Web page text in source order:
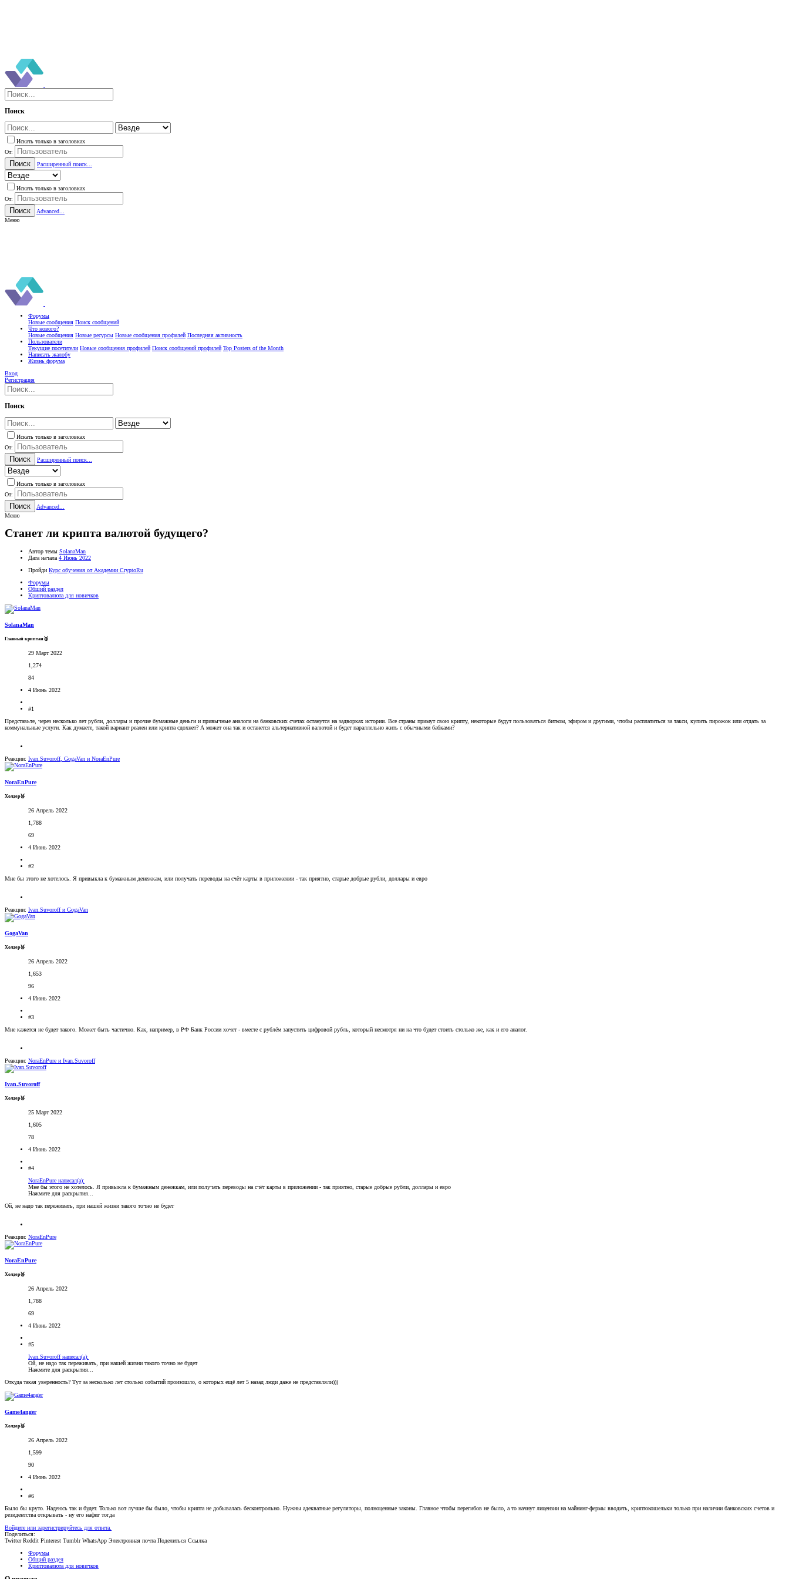
Поиск
Искать только в заголовках
От:
Поиск Расширенный поиск...
Искать только в заголовках
От:
Поиск
Advanced...
Меню
Форумы
Новые сообщения Поиск сообщений
Что нового?
Новые сообщения Новые ресурсы Новые сообщения профилей Последняя активность
Пользователи
Текущие посетители Новые сообщения профилей Поиск сообщений профилей Top Posters of the Month
Написать жалобу
Жизнь форума
Вход
Регистрация
Поиск
Искать только в заголовках
От:
Поиск Расширенный поиск...
Искать только в заголовках
От:
Поиск
Advanced...
Меню
Станет ли крипта валютой будущего?
Автор темы SolanaMan
Дата начала 4 Июнь 2022
Пройди Курс обучения от Академии CryptoRu
Форумы
Общий раздел
Криптовалюта для новичков
SolanaMan
Главный криптан🥈
29 Март 2022
1,274
84
4 Июнь 2022
#1
Представьте, через несколько лет рубли, доллары и прочие бумажные деньги и привычные аналоги на банковских счетах останутся на задворках истории. Все страны примут свою крипту, некоторые будут пользоваться битком, эфиром и другими, чтобы расплатиться за такси, купить пирожок или отдать за
коммунальные услуги. Как думаете, такой вариант реален или крипта сдохнет? А может она так и останется альтернативной валютой и будет параллельно жить с обычными бабками?
Реакции: Ivan.Suvoroff, GogaVan и NoraEnPure
NoraEnPure
Холдер🥉
26 Апрель 2022
1,788
69
4 Июнь 2022
#2
Мне бы этого не хотелось. Я привыкла к бумажным денежкам, или получать переводы на счёт карты в приложении - так приятно, старые добрые рубли, доллары и евро
Реакции: Ivan.Suvoroffи GogaVan
GogaVan
Холдер🥉
26 Апрель 2022
1,653
96
4 Июнь 2022
#3
Мне кажется не будет такого. Может быть частично. Как, например, в РФ Банк России хочет - вместе с рублём запустить цифровой рубль, который несмотря ни на что будет стоить столько же, как и его аналог.
Реакции: NoraEnPure и Ivan.Suvoroff
Ivan.Suvoroff
Холдер🥉
25 Март 2022
1,605
78
4 Июнь 2022
#4
NoraEnPure написал(а):
Мне бы этого не хотелось. Я привыкла к бумажным денежкам, или получать переводы на счёт карты в приложении - так приятно, старые добрые рубли, доллары и евро
Нажмите для раскрытия...
Ой, не надо так переживать, при нашей жизни такого точно не будет
Реакции: NoraEnPure
NoraEnPure
Холдер🥉
26 Апрель 2022
1,788
69
4 Июнь 2022
#5
Ivan.Suvoroff написал(а):
Ой, не надо так переживать, при нашей жизни такого точно не будет
Нажмите для раскрытия...
Откуда такая уверенность? Тут за несколько лет столько событий произошло, о которых ещё лет 5 назад люди даже не представляли)))
Game4anger
Холдер🥉
26 Апрель 2022
1,599
90
4 Июнь 2022
#6
Было бы круто. Надеюсь так и будет. Только вот лучше бы было, чтобы крипта не добывалась бесконтрольно. Нужны адекватные регуляторы, полноценные законы. Главное чтобы перегибов не было, а то начнут лицензии на майнинг-фермы вводить, криптокошельки только при наличии банковских счетов и
резидентства открывать - ну его нафиг тогда
Войдите или зарегистрируйтесь для ответа.
Поделиться:
Twitter Reddit Pinterest Tumblr WhatsApp Электронная почта Поделиться Ссылка
Форумы
Общий раздел
Криптовалюта для новичков